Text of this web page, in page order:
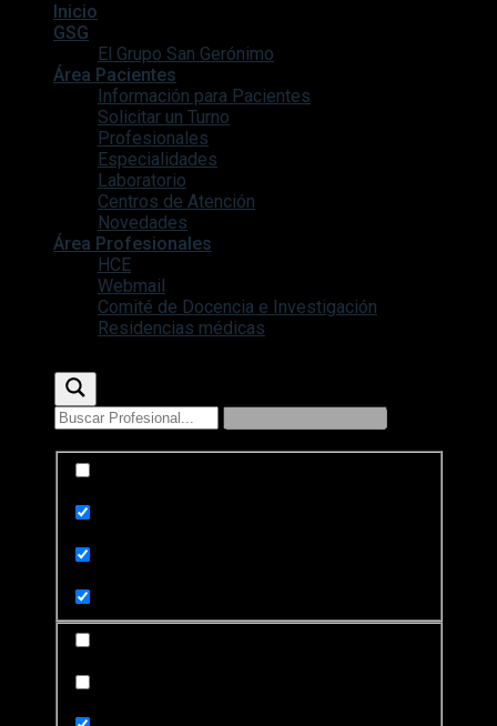
Inicio
GSG
El Grupo San Gerónimo
Área Pacientes
Información para Pacientes
Solicitar un Turno
Profesionales
Especialidades
Laboratorio
Centros de Atención
Novedades
Área Profesionales
HCE
Webmail
Comité de Docencia e Investigación
Residencias médicas